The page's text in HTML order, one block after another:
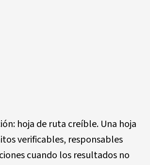
hoja de ruta creíble. Una hoja
verificables, responsables
cuando los resultados no